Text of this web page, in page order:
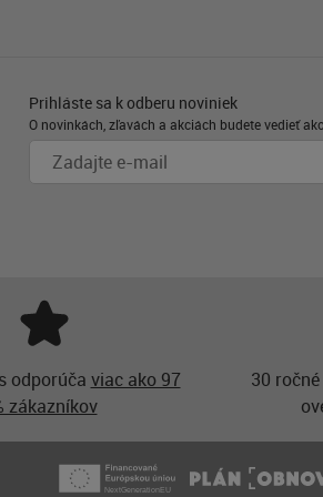
Prihláste sa k odberu noviniek
O novinkách, zľavách a akciách budete vedieť
odporúča viac ako 97
zákazníkov
30